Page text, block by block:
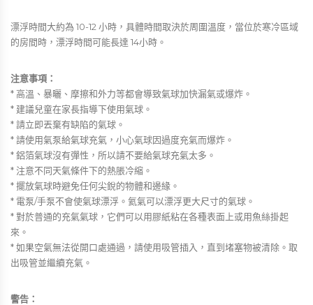
漂浮時間大約為 10-12 小時，具體時間取決於周圍溫度，當位於寒冷區域
的房間時，漂浮時間可能長達 14小時。
注意事項：
* 高溫、暴曬、摩擦和外力等都會導致氣球加快漏氣或爆炸。
* 建議兒童在家長指導下使用氣球。
* 請立即丟棄有缺陷的氣球。
* 請使用氣泵給氣球充氣，小心氣球因過度充氣而爆炸。
* 鋁箔氣球沒有彈性，所以請不要給氣球充氣太多。
* 注意不同天氣條件下的熱脹冷縮。
* 擺放氣球時避免任何尖銳的物體和邊緣。
* 電泵/手泵不會使氣球漂浮。氦氣可以漂浮更大尺寸的氣球。
* 對於普通的充氣氣球，它們可以用膠紙粘在各種表面上或用魚絲掛起
來。
* 如果空氣無法從開口處通過，請使用吸管插入，直到堵塞物被清除。取
出吸管並繼續充氣。
警告：